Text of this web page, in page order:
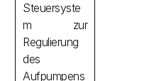
Steuersyste
m zur
Regulierung
des
Aufpumpens